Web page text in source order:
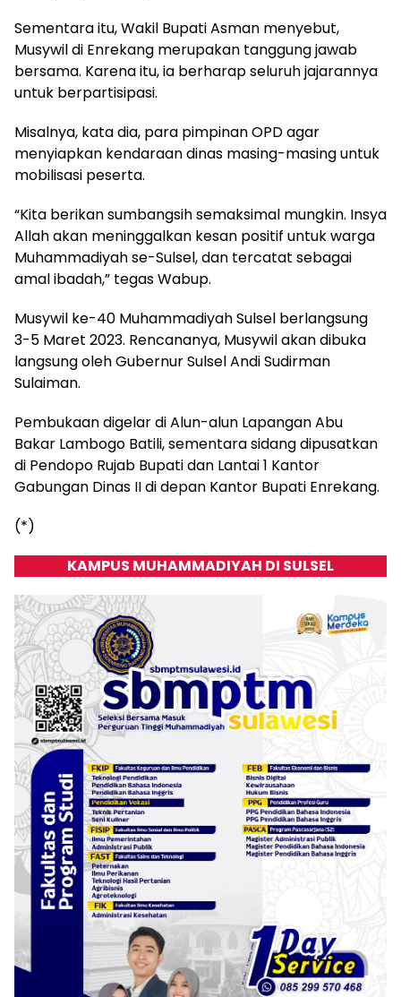
Sementara itu, Wakil Bupati Asman menyebut,
Musywil di Enrekang merupakan tanggung jawab
bersama. Karena itu, ia berharap seluruh jajarannya
untuk berpartisipasi.
Misalnya, kata dia, para pimpinan OPD agar
menyiapkan kendaraan dinas masing-masing untuk
mobilisasi peserta.
“Kita berikan sumbangsih semaksimal mungkin. Insya
Allah akan meninggalkan kesan positif untuk warga
Muhammadiyah se-Sulsel, dan tercatat sebagai
amal ibadah,” tegas Wabup.
Musywil ke-40 Muhammadiyah Sulsel berlangsung
3-5 Maret 2023. Rencananya, Musywil akan dibuka
langsung oleh Gubernur Sulsel Andi Sudirman
Sulaiman.
Pembukaan digelar di Alun-alun Lapangan Abu
Bakar Lambogo Batili, sementara sidang dipusatkan
di Pendopo Rujab Bupati dan Lantai 1 Kantor
Gabungan Dinas II di depan Kantor Bupati Enrekang.
(*)
KAMPUS MUHAMMADIYAH DI SULSEL